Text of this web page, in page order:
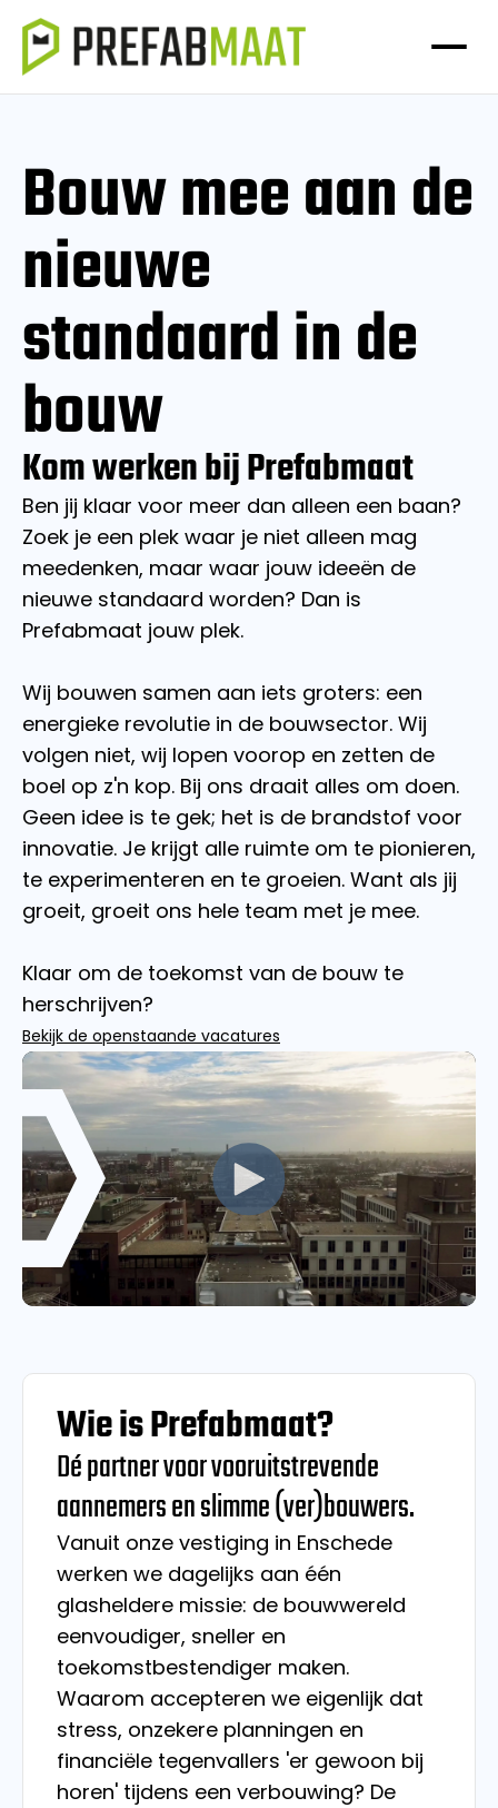
Bouw mee aan de
nieuwe
standaard in de
bouw
Kom werken bij Prefabmaat
Ben jij klaar voor meer dan alleen een baan?
Zoek je een plek waar je niet alleen mag
meedenken, maar waar jouw ideeën de
nieuwe standaard worden? Dan is
Prefabmaat jouw plek.
Wij bouwen samen aan iets groters: een
energieke revolutie in de bouwsector. Wij
volgen niet, wij lopen voorop en zetten de
boel op z'n kop. Bij ons draait alles om doen.
Geen idee is te gek; het is de brandstof voor
innovatie. Je krijgt alle ruimte om te pionieren,
te experimenteren en te groeien. Want als jij
groeit, groeit ons hele team met je mee.
Klaar om de toekomst van de bouw te
herschrijven?
Bekijk de openstaande vacatures
Wie is Prefabmaat?
Dé partner voor vooruitstrevende
aannemers en slimme (ver)bouwers.
Vanuit onze vestiging in Enschede
werken we dagelijks aan één
glasheldere missie: de bouwwereld
eenvoudiger, sneller en
toekomstbestendiger maken.
Waarom accepteren we eigenlijk dat
stress, onzekere planningen en
financiële tegenvallers 'er gewoon bij
horen' tijdens een verbouwing? De